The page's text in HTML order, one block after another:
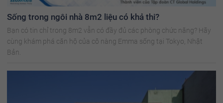
Sống trong ngôi nhà 8m2 liệu có khả thi?
Bạn có tin chỉ trong 8m2 vẫn có đầy đủ các phòng chức năng? Hãy
cùng khám phá căn hộ của cô nàng Emma sống tại Tokyo, Nhật
Bản.